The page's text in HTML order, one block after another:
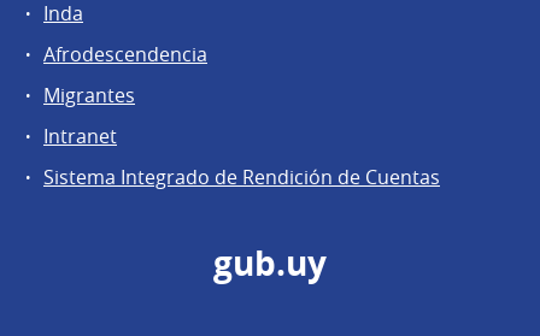
Inda
Afrodescendencia
Migrantes
Intranet
Sistema Integrado de Rendición de Cuentas
gub.uy